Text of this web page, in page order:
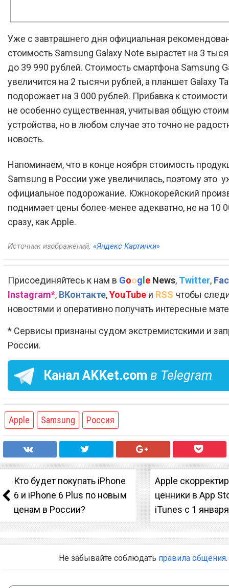
Уже с завтрашнего дня официальная
стоимость Samsung Galaxy Note вырастет на 3
до 39 990 рублей. Стоимость смартфона Samsung
увеличится на 2 тысячи рублей, а планшет Galaxy
подорожает на 3 000 рублей. Прибавка к стоимости
не особенно существенная, учитывая общую
устройства, но в любом случае это точно не
новость.
Напоминаем, что в конце ноября стоимость
Samsung в России уже увеличилась, поэтому это
официальное подорожание. Южнокорейский
поднимает цены более-менее адекватно, не на 10
сразу, как Apple.
Источник изображений: «Яндекс Картинки»
Присоединяйтесь к нам в Goog e News, Twitter,
Instagram*, ВКонтакте,YouTube и RSS чтобы
новостями и оперативно получать интересные
* Сервисы признаны судом экстремистскими и
России.
Канал AKKet.com в Telegram
Apple Samsung Россия
Кто будет покупать iPhone
6 и iPhone 6 Plus по новым
ценам в России?
Apple
ценники в App
iTunes с 1 января
Не забывайте соблюдать правила общения.